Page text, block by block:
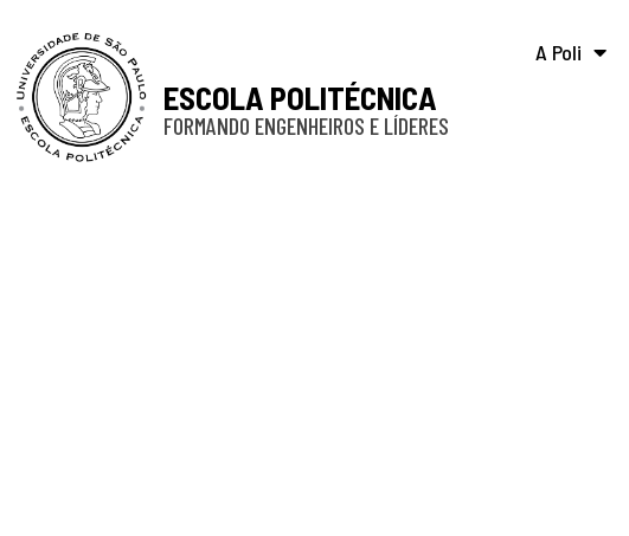
ESCOLA POLITÉCNICA
FORMANDO ENGENHEIROS E LÍDERES
A Poli